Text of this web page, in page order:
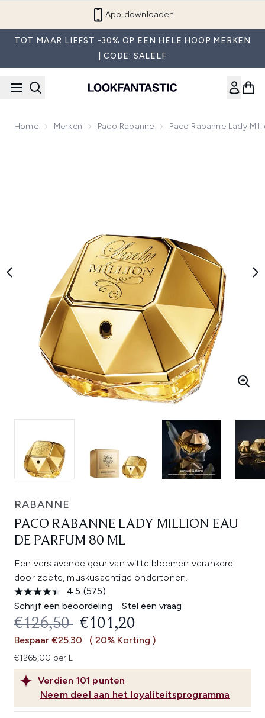
App downloaden
TOT MAAR LIEFST -30% OP EEN HELE HOOP MERKEN
| CODE: SALELF
Home Merken Paco Rabanne Paco Rabanne Lady
RABANNE
PACO RABANNE LADY MILLION EAU
DE PARFUM 80 ML
Een verslavende geur van witte bloemen verankerd
door zoete, muskusachtige ondertonen.
4.5 Lees
575
beoordelingen.
Dezelfde
paginalink.
(575)
Schrijf een beoordeling
Stel een vraag
Verdien 101 punten
Neem deel aan het loyaliteitsprogramma
RECOMMENDED RETAIL PRICE:
€126,50 HUIDIGE PRIJS:
€101,20
Bespaar €25.30 ( 20% Korting )
€1265,00 per L